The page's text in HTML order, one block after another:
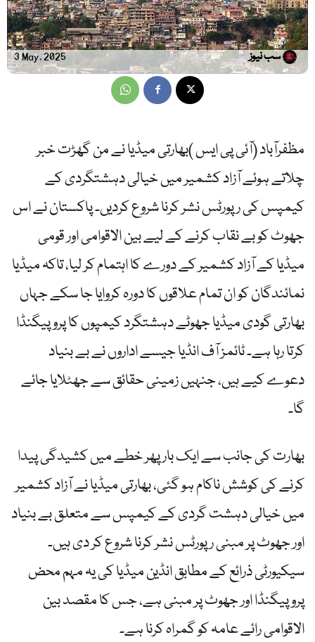
3 May, 2025 سب نیوز
مظفرآباد (آئی پی ایس )بھارتی میڈیا نے من گھڑت خبر
چلاتے ہوئے آزاد کشمیر میں خیالی دہشتگردی کے
کیمپس کی رپورٹس نشر کرنا شروع کردیں۔ پاکستان نے اس
جھوٹ کو بے نقاب کرنے کے لیے بین الاقوامی اور قومی
میڈیا کے آزاد کشمیر کے دورے کا اہتمام کر لیا، تاکہ میڈیا
نمائندگان کو ان تمام علاقوں کا دورہ کروایا جا سکے جہاں
بھارتی گودی میڈیا جھوٹے دہشتگرد کیمپوں کا پروپیگنڈا
کرتا رہا ہے۔ ٹائمز آف انڈیا جیسے اداروں نے بے بنیاد
دعوے کیے ہیں، جنہیں زمینی حقائق سے جھٹلایا جائے
گا۔
بھارت کی جانب سے ایک بار پھر خطے میں کشیدگی پیدا
کرنے کی کوشش ناکام ہو گئی، بھارتی میڈیا نے آزاد کشمیر
میں خیالی دہشت گردی کے کیمپس سے متعلق بے بنیاد
اور جھوٹ پر مبنی رپورٹس نشر کرنا شروع کر دی ہیں۔
سیکیورٹی ذرائع کے مطابق انڈین میڈیا کی یہ مہم محض
پروپیگنڈا اور جھوٹ پر مبنی ہے، جس کا مقصد بین
الاقوامی رائے عامہ کو گمراہ کرنا ہے۔